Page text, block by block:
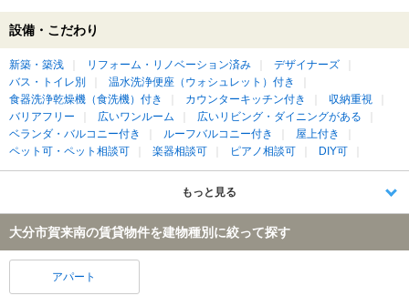
設備・こだわり
新築・築浅 リフォーム・リノベーション済み
デザイナーズ
バス・トイレ別
温水洗浄便座（ウォシュレット）付き
食器洗浄乾燥機（食洗機）付き
カウンターキッチン付き
収納重視
バリアフリー
広いワンルーム
広いリビング・ダイニングがある
ベランダ・バルコニー付き
ルーフバルコニー付き
屋上付き
ペット可・ペット相談可
楽器相談可 ピアノ相談可 DIY可
もっと見る
大分市賀来南の賃貸物件を建物種別に絞って探す
アパート